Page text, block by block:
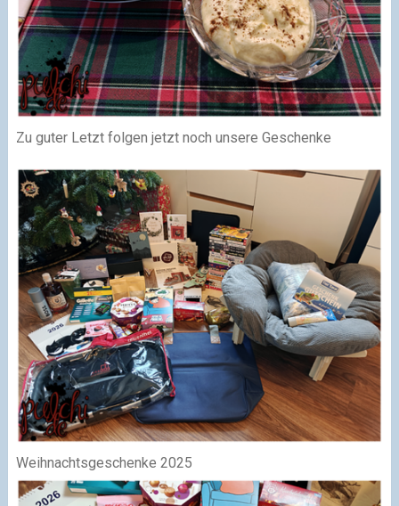
Zu guter Letzt folgen jetzt noch unsere Geschenke
Weihnachtsgeschenke 2025